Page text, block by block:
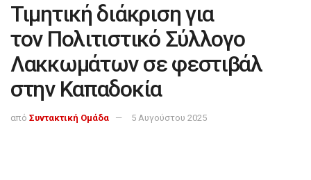
Τιμητική διάκριση για
τον Πολιτιστικό Σύλλογο
Λακκωμάτων σε φεστιβάλ
στην Καπαδοκία
από Συντακτική Ομάδα 5 Αυγούστου 2025